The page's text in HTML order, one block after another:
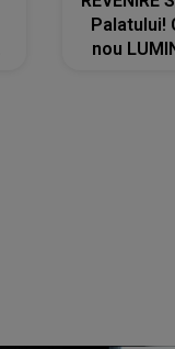
Palatului!
nou